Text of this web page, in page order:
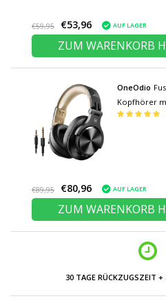
€59,95 €53,96 AUF LAGER
ZUM WARENKORB
OneOdio
Kopfhörer
Anschluss -
€89,95 €80,96 AUF LAGER
ZUM WARENKORB
NIEDRIGE PREISE UND